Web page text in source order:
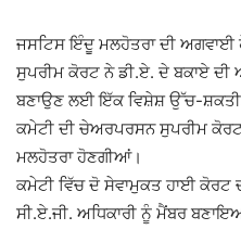
ਜਸਟਿਸ ਇੰਦੂ ਮਲਹੋਤਰਾ ਦੀ ਅਗਵਾਈ
ਸੁਪਰੀਮ ਕੋਰਟ ਨੇ ਡੀ.ਏ. ਦੇ ਬਕਾਏ
ਬਣਾਉਣ ਲਈ ਇੱਕ ਵਿਸ਼ੇਸ਼ ਉੱਚ-
ਕਮੇਟੀ ਦੀ ਚੇਅਰਪਰਸਨ ਸੁਪਰੀਮ
ਮਲਹੋਤਰਾ ਹੋਣਗੀਆਂ।
ਕਮੇਟੀ ਵਿੱਚ ਦੋ ਸੇਵਾਮੁਕਤ ਹਾਈ
ਸੀ.ਏ.ਜੀ. ਅਧਿਕਾਰੀ ਨੂੰ ਮੈਂਬਰ